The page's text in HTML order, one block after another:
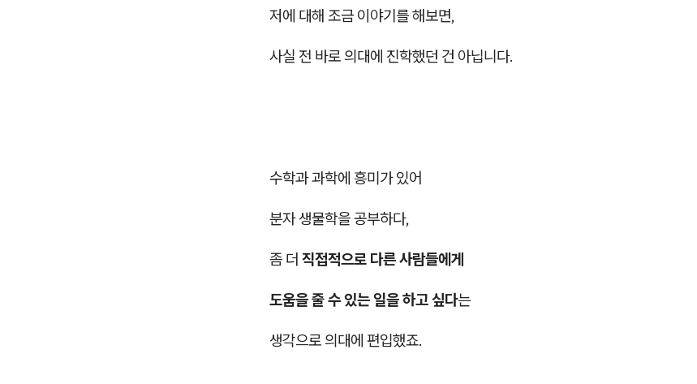
저에 대해 조금 이야기를 해보면,
사실 전 바로 의대에 진학했던 건 아닙니다.
수학과 과학에 흥미가 있어
분자 생물학을 공부하다,
좀 더 직접적으로 다른 사람들에게
도움을 줄 수 있는 일을 하고 싶다는
생각으로 의대에 편입했죠.